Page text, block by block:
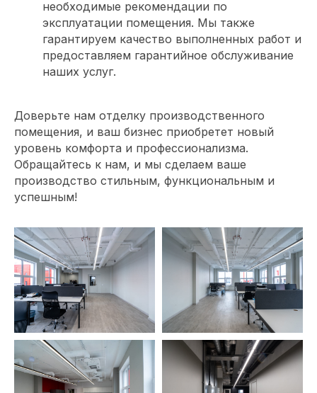
необходимые рекомендации по
эксплуатации помещения. Мы также
гарантируем качество выполненных работ и
предоставляем гарантийное обслуживание
наших услуг.
Доверьте нам отделку производственного
помещения, и ваш бизнес приобретет новый
уровень комфорта и профессионализма.
Обращайтесь к нам, и мы сделаем ваше
производство стильным, функциональным и
успешным!
Обсудите проект
архитектором
компании
Специалист свяжется с вами, чтобы
уточнить детали проекта и подберет
удобное время для встречи с
архитектором. Встречу можно
провести в офисе или обсудить проект
онлайн.